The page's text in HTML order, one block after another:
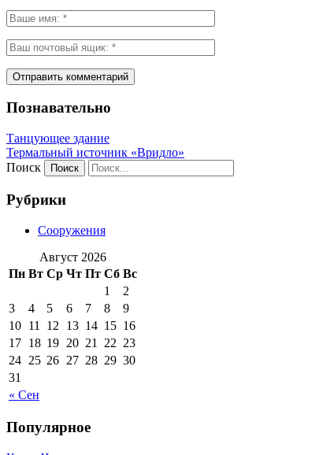
Познавательно
Танцующее здание
Термальный источник «Вридло»
Поиск
Рубрики
Сооружения
Август 2026
Пн Вт Ср Чт Пт Сб Вс
« Сен
1
2
3
4 5 6 7 8
9
10 11 12 13 14 15 16
17 18 19 20 21 22 23
24 25 26 27 28 29 30
31
Популярное